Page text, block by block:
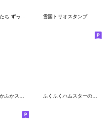
雪国トリオスタンプ
ふくふくハムスターのスタンプ